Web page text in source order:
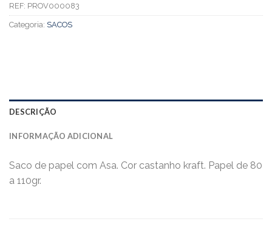
REF: PROV000083
Categoria: SACOS
DESCRIÇÃO
INFORMAÇÃO ADICIONAL
Saco de papel com Asa. Cor castanho kraft. Papel de 80
a 110gr.